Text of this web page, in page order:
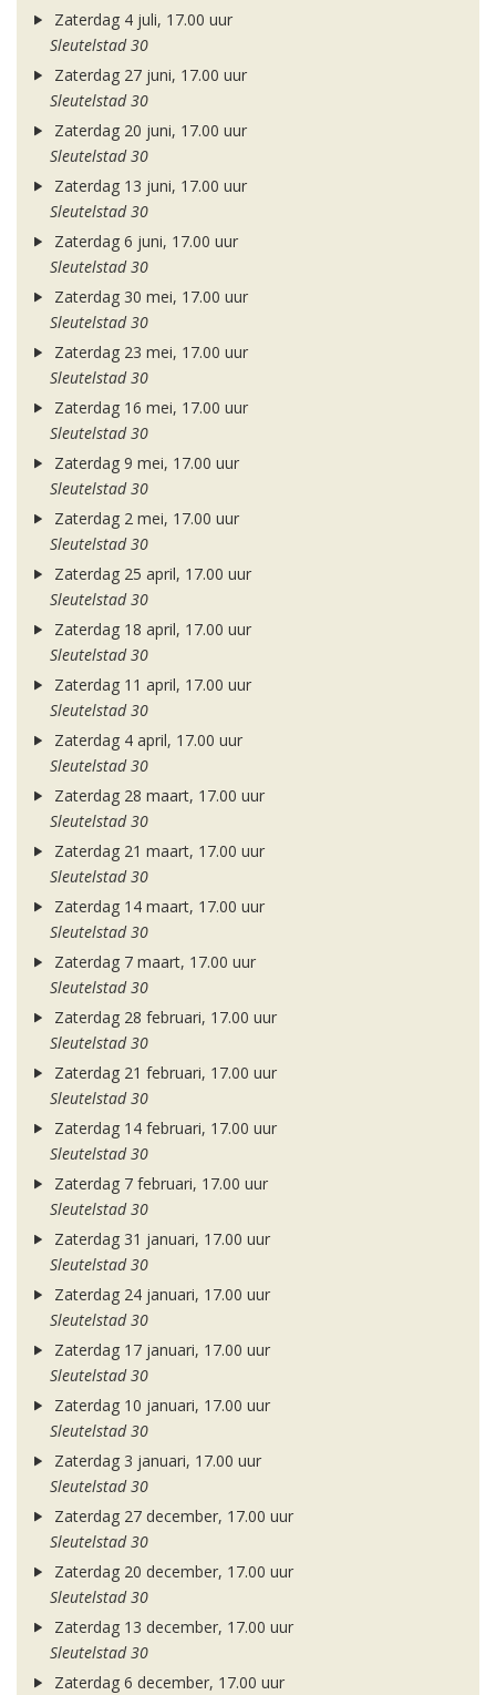
Zaterdag 4 juli, 17.00 uur
Sleutelstad 30
Zaterdag 27 juni, 17.00 uur
Sleutelstad 30
Zaterdag 20 juni, 17.00 uur
Sleutelstad 30
Zaterdag 13 juni, 17.00 uur
Sleutelstad 30
Zaterdag 6 juni, 17.00 uur
Sleutelstad 30
Zaterdag 30 mei, 17.00 uur
Sleutelstad 30
Zaterdag 23 mei, 17.00 uur
Sleutelstad 30
Zaterdag 16 mei, 17.00 uur
Sleutelstad 30
Zaterdag 9 mei, 17.00 uur
Sleutelstad 30
Zaterdag 2 mei, 17.00 uur
Sleutelstad 30
Zaterdag 25 april, 17.00 uur
Sleutelstad 30
Zaterdag 18 april, 17.00 uur
Sleutelstad 30
Zaterdag 11 april, 17.00 uur
Sleutelstad 30
Zaterdag 4 april, 17.00 uur
Sleutelstad 30
Zaterdag 28 maart, 17.00 uur
Sleutelstad 30
Zaterdag 21 maart, 17.00 uur
Sleutelstad 30
Zaterdag 14 maart, 17.00 uur
Sleutelstad 30
Zaterdag 7 maart, 17.00 uur
Sleutelstad 30
Zaterdag 28 februari, 17.00 uur
Sleutelstad 30
Zaterdag 21 februari, 17.00 uur
Sleutelstad 30
Zaterdag 14 februari, 17.00 uur
Sleutelstad 30
Zaterdag 7 februari, 17.00 uur
Sleutelstad 30
Zaterdag 31 januari, 17.00 uur
Sleutelstad 30
Zaterdag 24 januari, 17.00 uur
Sleutelstad 30
Zaterdag 17 januari, 17.00 uur
Sleutelstad 30
Zaterdag 10 januari, 17.00 uur
Sleutelstad 30
Zaterdag 3 januari, 17.00 uur
Sleutelstad 30
Zaterdag 27 december, 17.00 uur
Sleutelstad 30
Zaterdag 20 december, 17.00 uur
Sleutelstad 30
Zaterdag 13 december, 17.00 uur
Sleutelstad 30
Zaterdag 6 december, 17.00 uur